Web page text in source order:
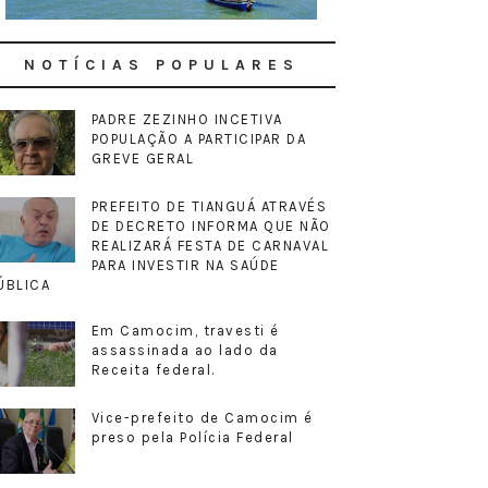
NOTÍCIAS POPULARES
PADRE ZEZINHO INCETIVA
POPULAÇÃO A PARTICIPAR DA
GREVE GERAL
PREFEITO DE TIANGUÁ ATRAVÉS
DE DECRETO INFORMA QUE NÃO
REALIZARÁ FESTA DE CARNAVAL
PARA INVESTIR NA SAÚDE
Em Camocim, travesti é
assassinada ao lado da
Receita federal.
Vice-prefeito de Camocim é
preso pela Polícia Federal